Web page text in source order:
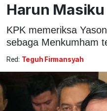
Harun Masiku
KPK memeriksa
sebaga Menkumham
Red: Teguh Firmansyah